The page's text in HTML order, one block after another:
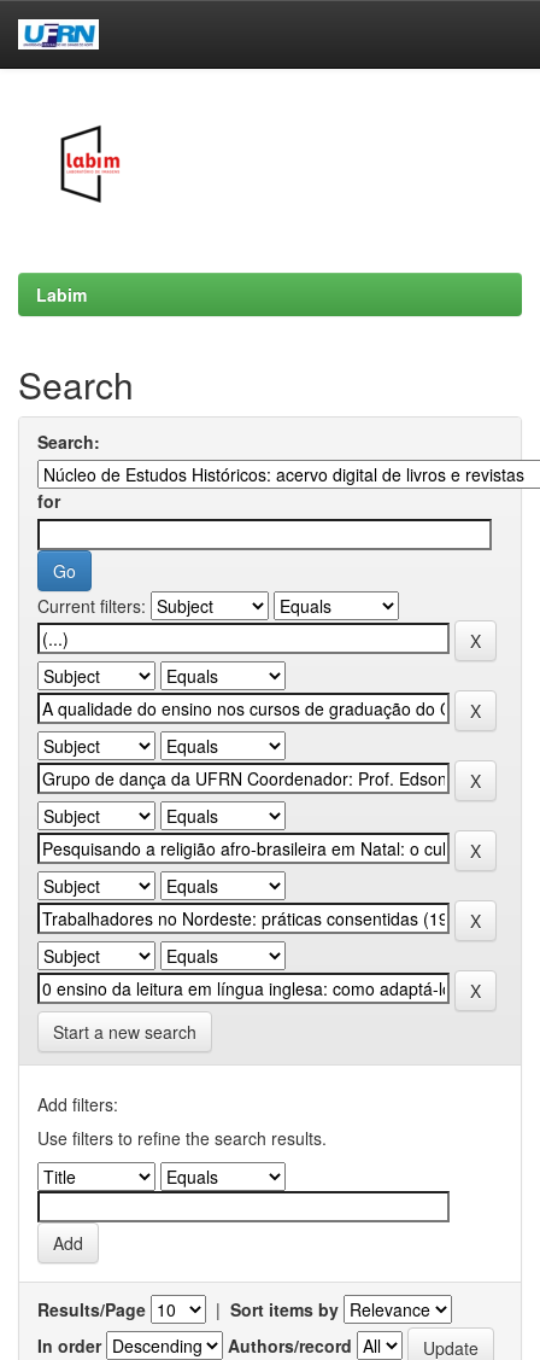
Labim
Search
Search:
for
Current filters:
Start a new search
Add filters:
Use filters to refine the search results.
Results/Page | Sort items by
In order
Authors/record